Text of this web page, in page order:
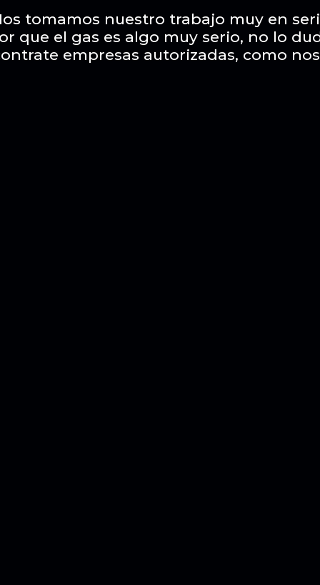
tomamos nuestro trabajo muy en
que el gas es algo muy serio, no lo
empresas autorizadas, como